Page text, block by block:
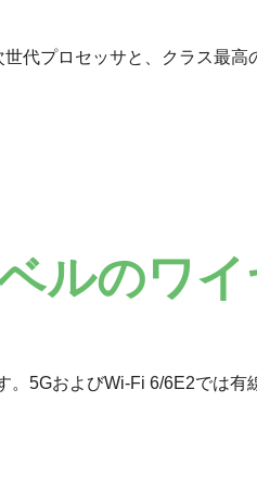
代プロセッサと、クラス最
ルのワ
5GおよびWi-Fi 6/6E2では